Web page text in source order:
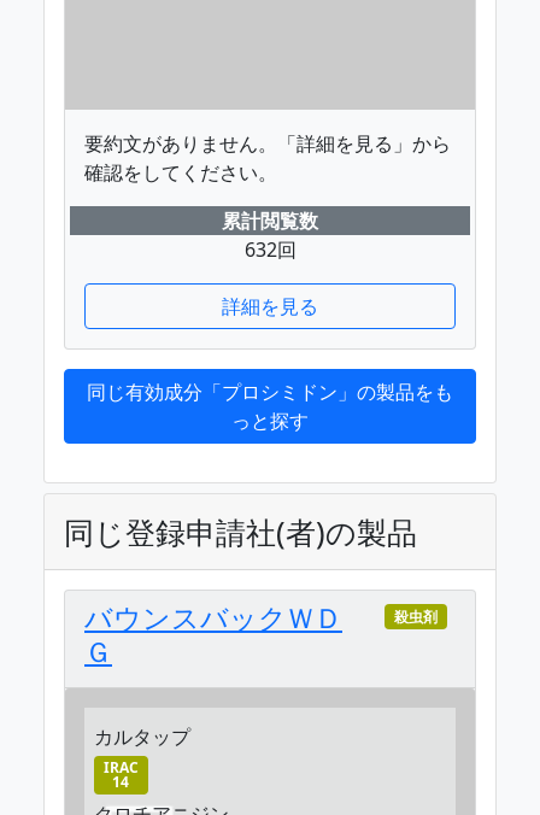
要約文がありません。「詳細を見る」から
確認をしてください。
累計閲覧数
632回
詳細を見る
同じ有効成分「プロシミドン」の製品をも
っと探す
同じ登録申請社(者)の製品
バウンスバックＷＤ
Ｇ
殺虫剤
カルタップ
IRAC
14